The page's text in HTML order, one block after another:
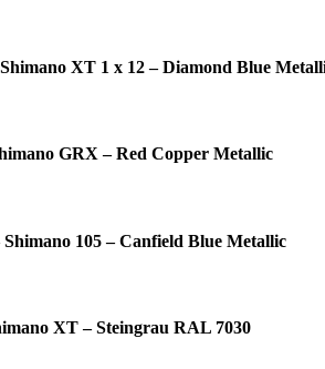
XT 1 x 12 – Diamond Blue
GRX – Red Copper Metallic
105 – Canfield Blue Metallic
XT – Steingrau RAL 7030